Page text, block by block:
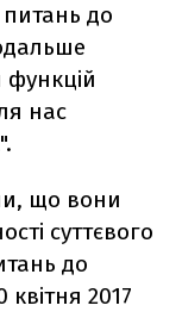
питань до
нас
що вони
суттєвого
до
2017